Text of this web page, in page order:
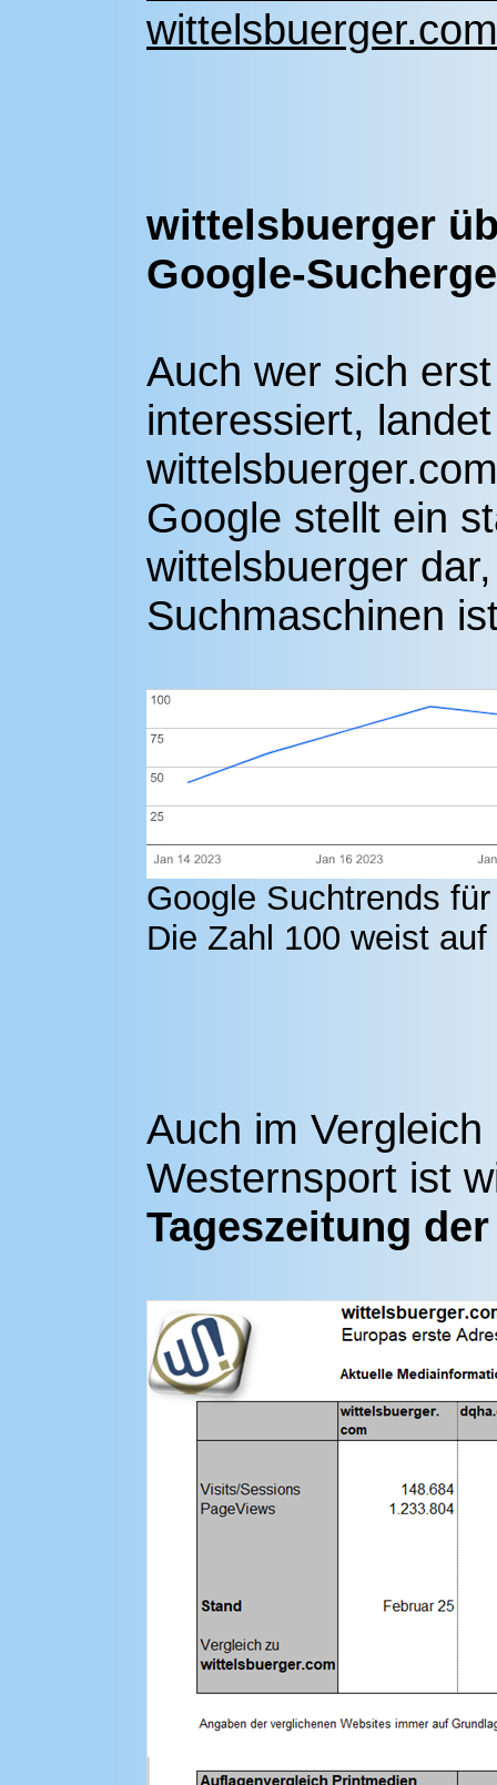
wittelsbuerger
Google-
Auch wer sich
interessiert,
Google stellt ein
wittelsbuerger
Suchmaschinen
Google Suchtrends
Die Zahl 100 weist
Auch im
Westernsport ist
Tageszeitung